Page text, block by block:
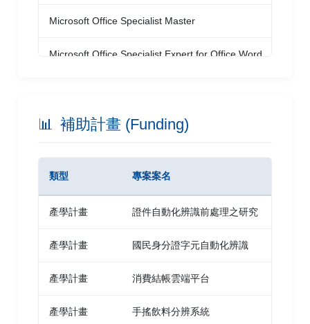
鄭高珍、蔣士仁、方信普、陳政愷 | 2017 | 2017
子研討會 彰化
具備判讀人臉注視方向的電子式廣告看板
方信普
、陳俊宇 | 2015 | 2015年民生電子研討會
彰化
導光板印刷與瑕疵之自動化光學檢測
與工程研討會 台北
圖型化模組手掌細部辨識
Microsoft Office Specialist Master
Microsoft Office Specialist Expert for Office Word
2010 Expert
📊 補助計畫 (Funding)
類型 專案案名
產學計畫 證件自動化辨識前處理之研究
產學計畫 國民身分證字元自動化辨識
產學計畫 消費結帳雲端平台
產學計畫 手搖飲料分辨系統